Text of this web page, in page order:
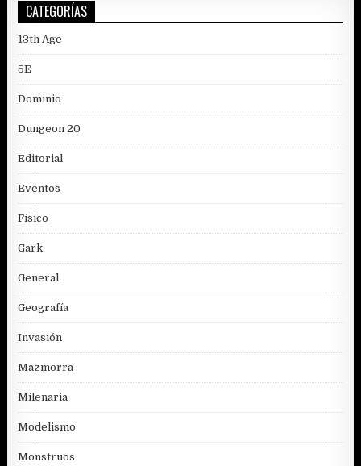
CATEGORÍAS
13th Age
5E
Dominio
Dungeon 20
Editorial
Eventos
Físico
Gark
General
Geografía
Invasión
Mazmorra
Milenaria
Modelismo
Monstruos